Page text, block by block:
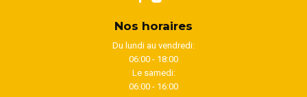
Nos horaires
Du lundi au vendredi:
06:00 - 18:00
Le samedi:
06:00 - 16:00